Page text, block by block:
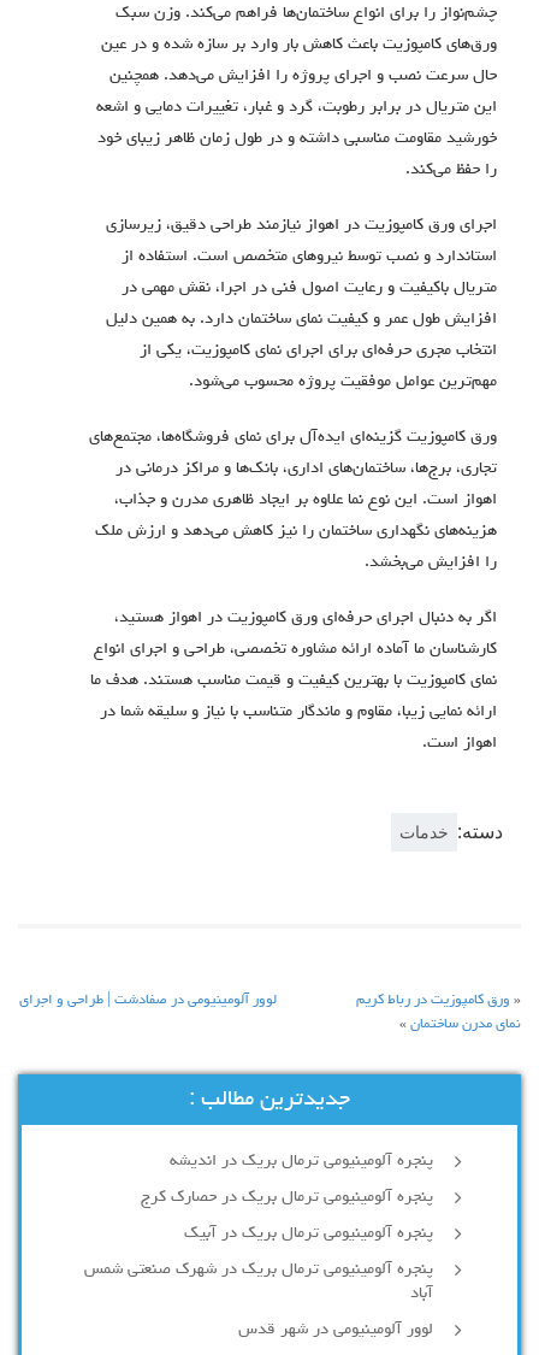
چشم‌نواز را برای انواع ساختمان‌ها فراهم می‌کند. وزن سبک
ورق‌های کامپوزیت باعث کاهش بار وارد بر سازه شده و در عین
حال سرعت نصب و اجرای پروژه را افزایش می‌دهد. همچنین
این متریال در برابر رطوبت، گرد و غبار، تغییرات دمایی و اشعه
خورشید مقاومت مناسبی داشته و در طول زمان ظاهر زیبای خود
را حفظ می‌کند.
اجرای ورق کامپوزیت در اهواز نیازمند طراحی دقیق، زیرسازی
استاندارد و نصب توسط نیروهای متخصص است. استفاده از
متریال باکیفیت و رعایت اصول فنی در اجرا، نقش مهمی در
افزایش طول عمر و کیفیت نمای ساختمان دارد. به همین دلیل
انتخاب مجری حرفه‌ای برای اجرای نمای کامپوزیت، یکی از
مهم‌ترین عوامل موفقیت پروژه محسوب می‌شود.
ورق کامپوزیت گزینه‌ای ایده‌آل برای نمای فروشگاه‌ها، مجتمع‌های
تجاری، برج‌ها، ساختمان‌های اداری، بانک‌ها و مراکز درمانی در
اهواز است. این نوع نما علاوه بر ایجاد ظاهری مدرن و جذاب،
هزینه‌های نگهداری ساختمان را نیز کاهش می‌دهد و ارزش ملک
را افزایش می‌بخشد.
اگر به دنبال اجرای حرفه‌ای ورق کامپوزیت در اهواز هستید،
کارشناسان ما آماده ارائه مشاوره تخصصی، طراحی و اجرای انواع
نمای کامپوزیت با بهترین کیفیت و قیمت مناسب هستند. هدف ما
ارائه نمایی زیبا، مقاوم و ماندگار متناسب با نیاز و سلیقه شما در
اهواز است.
دسته: خدمات
« ورق کامپوزیت در رباط کریم
لوور آلومینیومی در صفادشت | طراحی و اجرای
نمای مدرن ساختمان »
جدیدترین مطالب :
پنجره آلومینیومی ترمال بریک در اندیشه
پنجره آلومینیومی ترمال بریک در حصارک کرج
پنجره آلومینیومی ترمال بریک در آبیک
پنجره آلومینیومی ترمال بریک در شهرک صنعتی شمس
آباد
لوور آلومینیومی در شهر قدس